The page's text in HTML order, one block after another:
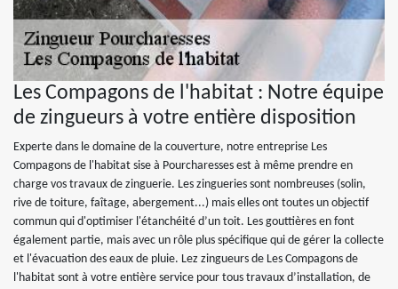
Les Compagons de l'habitat : Notre équipe
de zingueurs à votre entière disposition
Experte dans le domaine de la couverture, notre entreprise Les
Compagons de l'habitat sise à Pourcharesses est à même prendre en
charge vos travaux de zinguerie. Les zingueries sont nombreuses (solin,
rive de toiture, faîtage, abergement...) mais elles ont toutes un objectif
commun qui d'optimiser l'étanchéité d’un toit. Les gouttières en font
également partie, mais avec un rôle plus spécifique qui de gérer la collecte
et l'évacuation des eaux de pluie. Lez zingueurs de Les Compagons de
l'habitat sont à votre entière service pour tous travaux d’installation, de